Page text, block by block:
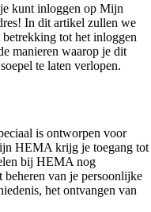
kunt inloggen op Mijn
In dit artikel zullen we
betrekking tot het inloggen
manieren waarop je dit
te laten verlopen.
is ontworpen voor
HEMA krijg je toegang tot
bij HEMA nog
van je persoonlijke
het ontvangen van